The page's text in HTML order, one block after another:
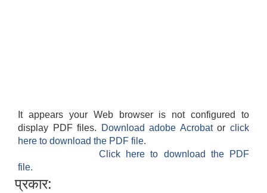
It appears your Web browser is not configured to
display PDF files.
Download adobe Acrobatorclick
here to download the PDF file.
Click here to download the PDF
file.
प्रकार: